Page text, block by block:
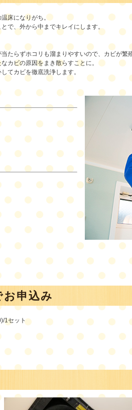
床になりがち。
で、外から中までキレイにします。
たらずホコリも溜まりやすいので、カビが繁
カビの原因をまき散らすことに。
てカビを徹底洗浄します。
申込み
1セット